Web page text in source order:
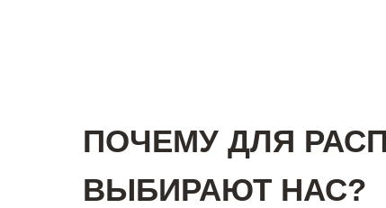
ПОЧЕМУ ДЛЯ
ВЫБИРАЮТ НАС?